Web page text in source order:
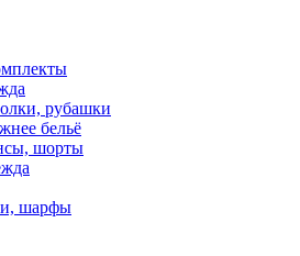
рубашки
бельё
шорты
шарфы